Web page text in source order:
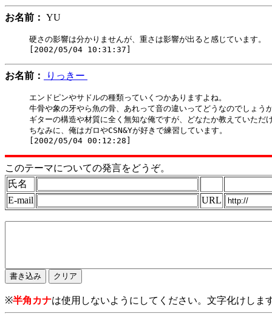
お名前： YU
硬さの影響は分かりませんが、重さは影響が出ると感じています。
お名前： りっきー
エンドピンやサドルの種類っていくつかありますよね。
牛骨や象の牙やら魚の骨、あれって音の違いってどうなのでしょう
ギターの構造や材質に全く無知な俺ですが、どなたか教えていただ
ちなみに、俺はガロやCSN&Yが好きで練習しています。
このテーマについての発言をどうぞ。
氏名
E-mail
URL
※半角カナは使用しないようにしてください。文字化けしま